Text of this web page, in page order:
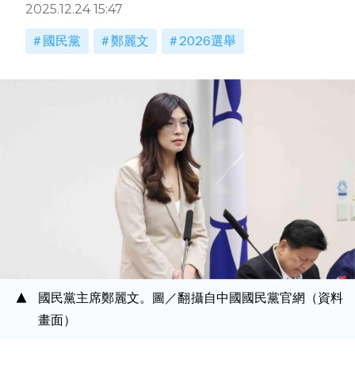
2025.12.24 15:47
國民黨 鄭麗文 2026選舉
國民黨主席鄭麗文。圖／翻攝自中國國民黨官網（資料
畫面）